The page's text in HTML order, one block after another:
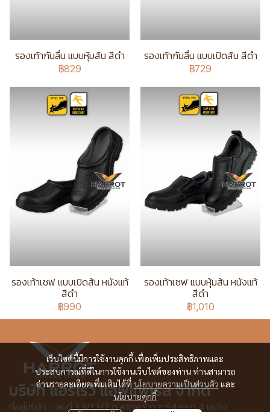
รองเท้ากันลื่น แบบหุ้มส้น สีดำ
฿829
รองเท้ากันลื่น แบบเปิดส้น สีดำ
฿729
รองเท้าเชฟ แบบเปิดส้น หนังแท้
สีดำ
฿990
รองเท้าเชฟ แบบหุ้มส้น หนังแท้
สีดำ
฿1,010
เว็บไซต์นี้มีการใช้งานคุกกี้ เพื่อเพิ่มประสิทธิภาพและ
ประสบการณ์ที่ดีในการใช้งานเว็บไซต์ของท่าน ท่านสามารถ
อ่านรายละเอียดเพิ่มเติมได้ที่ นโยบายความเป็นส่วนตัว และ
นโยบายคุกกี้
บริษัท แอร์โรว์ แอพแพเรล จำกัด
ที่อยู่บริษัท : เลขที่ 3,3/1,3/2 ก.ลาดพร้าว ซ.64 แยก 4 แขวง